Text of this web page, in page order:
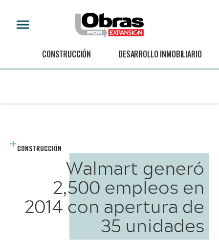
CONSTRUCCIÓN DESARROLLO INMOBILIARIO
CONSTRUCCIÓN
Walmart generó
2,500 empleos en
2014 con apertura de
35 unidades